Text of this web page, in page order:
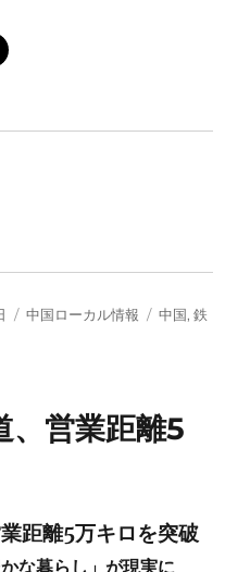
カ
中国ローカル情報
タ
中国,鉄
、営業距離5
距離5万キロを突破
な暮らし」が現実に